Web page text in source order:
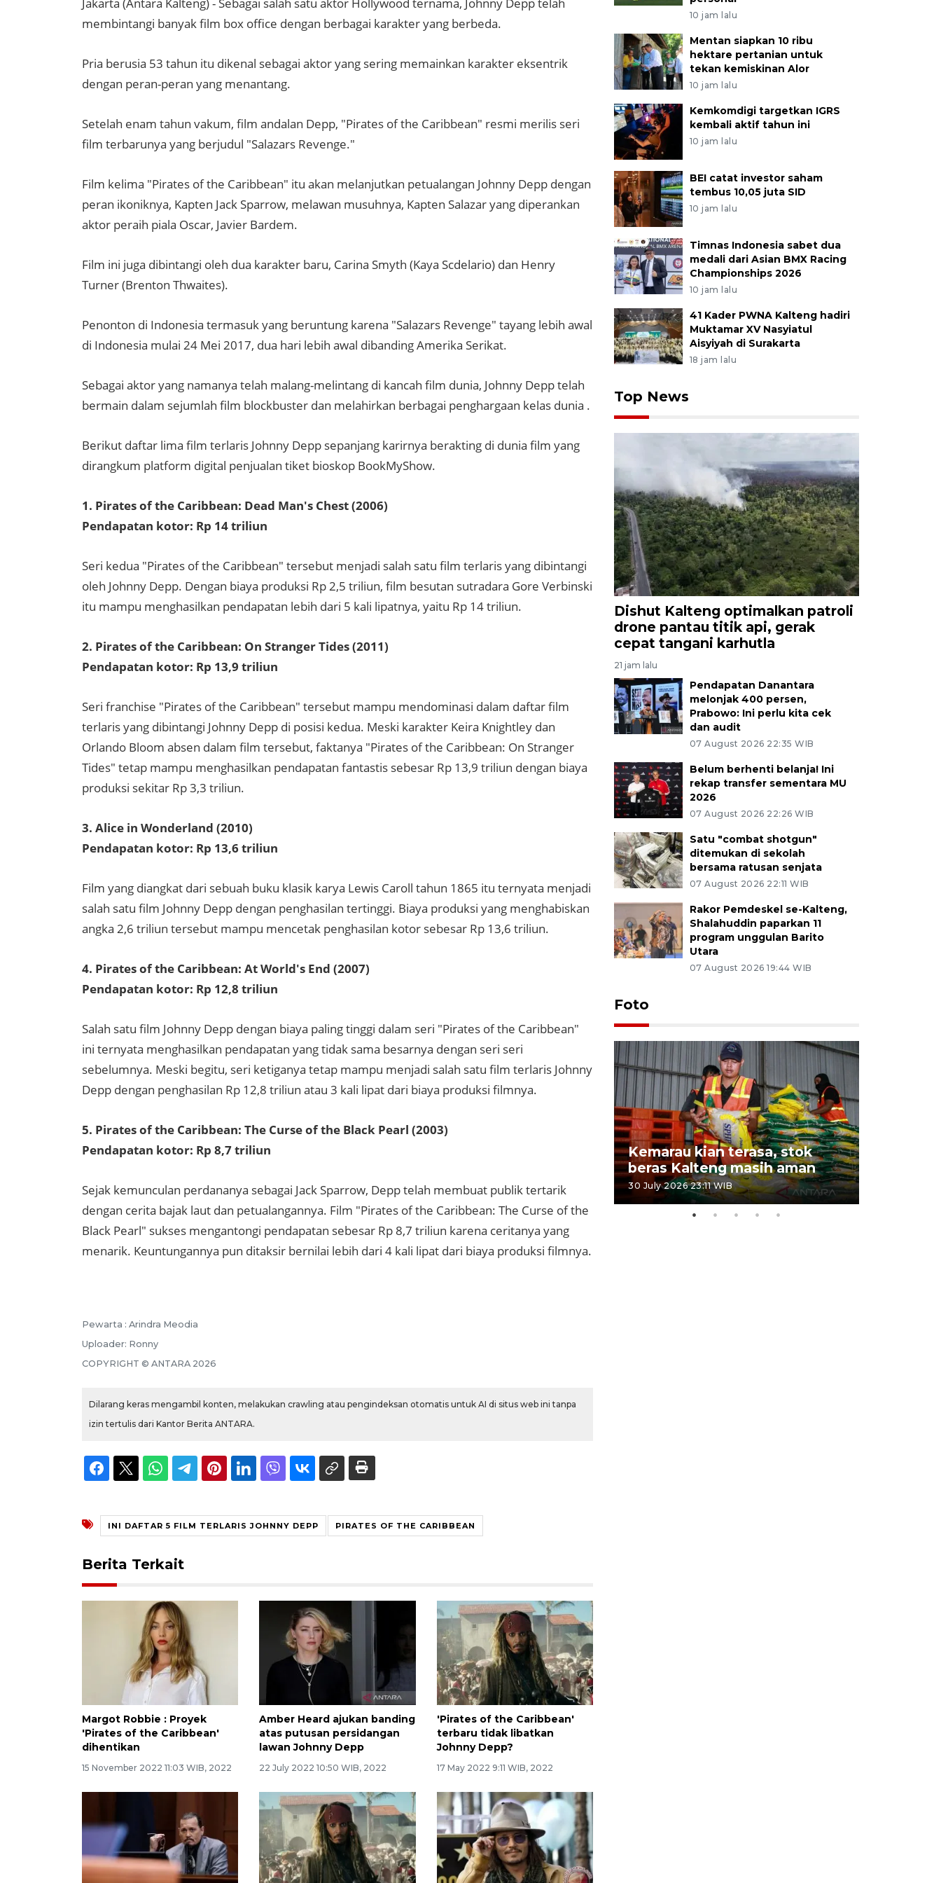
membintangi banyak film box office dengan berbagai karakter yang berbeda.
Pria berusia 53 tahun itu dikenal sebagai aktor yang sering memainkan karakter eksentrik
dengan peran-peran yang menantang.
Setelah enam tahun vakum, film andalan Depp, "Pirates of the Caribbean" resmi merilis seri
film terbarunya yang berjudul "Salazars Revenge."
Film kelima "Pirates of the Caribbean" itu akan melanjutkan petualangan Johnny Depp dengan
peran ikoniknya, Kapten Jack Sparrow, melawan musuhnya, Kapten Salazar yang diperankan
aktor peraih piala Oscar, Javier Bardem.
Film ini juga dibintangi oleh dua karakter baru, Carina Smyth (Kaya Scdelario) dan Henry
Turner (Brenton Thwaites).
Penonton di Indonesia termasuk yang beruntung karena "Salazars Revenge" tayang lebih awal
di Indonesia mulai 24 Mei 2017, dua hari lebih awal dibanding Amerika Serikat.
Sebagai aktor yang namanya telah malang-melintang di kancah film dunia, Johnny Depp telah
bermain dalam sejumlah film blockbuster dan melahirkan berbagai penghargaan kelas dunia .
Berikut daftar lima film terlaris Johnny Depp sepanjang karirnya berakting di dunia film yang
dirangkum platform digital penjualan tiket bioskop BookMyShow.
1. Pirates of the Caribbean: Dead Man's Chest (2006)
Pendapatan kotor: Rp 14 triliun
Seri kedua "Pirates of the Caribbean" tersebut menjadi salah satu film terlaris yang dibintangi
oleh Johnny Depp. Dengan biaya produksi Rp 2,5 triliun, film besutan sutradara Gore Verbinski
itu mampu menghasilkan pendapatan lebih dari 5 kali lipatnya, yaitu Rp 14 triliun.
2. Pirates of the Caribbean: On Stranger Tides (2011)
Pendapatan kotor: Rp 13,9 triliun
Seri franchise "Pirates of the Caribbean" tersebut mampu mendominasi dalam daftar film
terlaris yang dibintangi Johnny Depp di posisi kedua. Meski karakter Keira Knightley dan
Orlando Bloom absen dalam film tersebut, faktanya "Pirates of the Caribbean: On Stranger
Tides" tetap mampu menghasilkan pendapatan fantastis sebesar Rp 13,9 triliun dengan biaya
produksi sekitar Rp 3,3 triliun.
3. Alice in Wonderland (2010)
Pendapatan kotor: Rp 13,6 triliun
Film yang diangkat dari sebuah buku klasik karya Lewis Caroll tahun 1865 itu ternyata menjadi
salah satu film Johnny Depp dengan penghasilan tertinggi. Biaya produksi yang menghabiskan
angka 2,6 triliun tersebut mampu mencetak penghasilan kotor sebesar Rp 13,6 triliun.
4. Pirates of the Caribbean: At World's End (2007)
Pendapatan kotor: Rp 12,8 triliun
Salah satu film Johnny Depp dengan biaya paling tinggi dalam seri "Pirates of the Caribbean"
ini ternyata menghasilkan pendapatan yang tidak sama besarnya dengan seri seri
sebelumnya. Meski begitu, seri ketiganya tetap mampu menjadi salah satu film terlaris Johnny
Depp dengan penghasilan Rp 12,8 triliun atau 3 kali lipat dari biaya produksi filmnya.
5. Pirates of the Caribbean: The Curse of the Black Pearl (2003)
Pendapatan kotor: Rp 8,7 triliun
Sejak kemunculan perdananya sebagai Jack Sparrow, Depp telah membuat publik tertarik
dengan cerita bajak laut dan petualangannya. Film "Pirates of the Caribbean: The Curse of the
Black Pearl" sukses mengantongi pendapatan sebesar Rp 8,7 triliun karena ceritanya yang
menarik. Keuntungannya pun ditaksir bernilai lebih dari 4 kali lipat dari biaya produksi filmnya.
Pewarta : Arindra Meodia
Uploader: Ronny
COPYRIGHT © ANTARA 2026
Dilarang keras mengambil konten, melakukan crawling atau pengindeksan otomatis untuk AI di situs web ini tanpa
izin tertulis dari Kantor Berita ANTARA.
INI DAFTAR 5 FILM TERLARIS JOHNNY DEPP PIRATES OF THE CARIBBEAN
Berita Terkait
Margot Robbie : Proyek
'Pirates of the Caribbean'
dihentikan
15 November 2022 11:03 WIB, 2022
Amber Heard ajukan banding
atas putusan persidangan
lawan Johnny Depp
22 July 2022 10:50 WIB, 2022
'Pirates of the Caribbean'
terbaru tidak libatkan
Johnny Depp?
17 May 2022 9:11 WIB, 2022
10 jam lalu
Mentan siapkan 10 ribu
hektare pertanian untuk
tekan kemiskinan Alor
10 jam lalu
Kemkomdigi targetkan IGRS
kembali aktif tahun ini
10 jam lalu
BEI catat investor saham
tembus 10,05 juta SID
10 jam lalu
Timnas Indonesia sabet dua
medali dari Asian BMX Racing
Championships 2026
10 jam lalu
41 Kader PWNA Kalteng hadiri
Muktamar XV Nasyiatul
Aisyiyah di Surakarta
18 jam lalu
Top News
Dishut Kalteng optimalkan patroli
drone pantau titik api, gerak
cepat tangani karhutla
21 jam lalu
Pendapatan Danantara
melonjak 400 persen,
Prabowo: Ini perlu kita cek
dan audit
07 August 2026 22:35 WIB
Belum berhenti belanja! Ini
rekap transfer sementara MU
2026
07 August 2026 22:26 WIB
Satu "combat shotgun"
ditemukan di sekolah
bersama ratusan senjata
07 August 2026 22:11 WIB
Rakor Pemdeskel se-Kalteng,
Shalahuddin paparkan 11
program unggulan Barito
Utara
07 August 2026 19:44 WIB
Foto
Prediksi puncak musim
22 July 2026 17:18 WIB
Kemarau kian terasa, stok
beras Kalteng masih aman
30 July 2026 23:11 WIB